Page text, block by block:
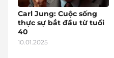
Carl Jung: Cuộc sống
thực sự bắt đầu từ tuổi
40
10.01.2025